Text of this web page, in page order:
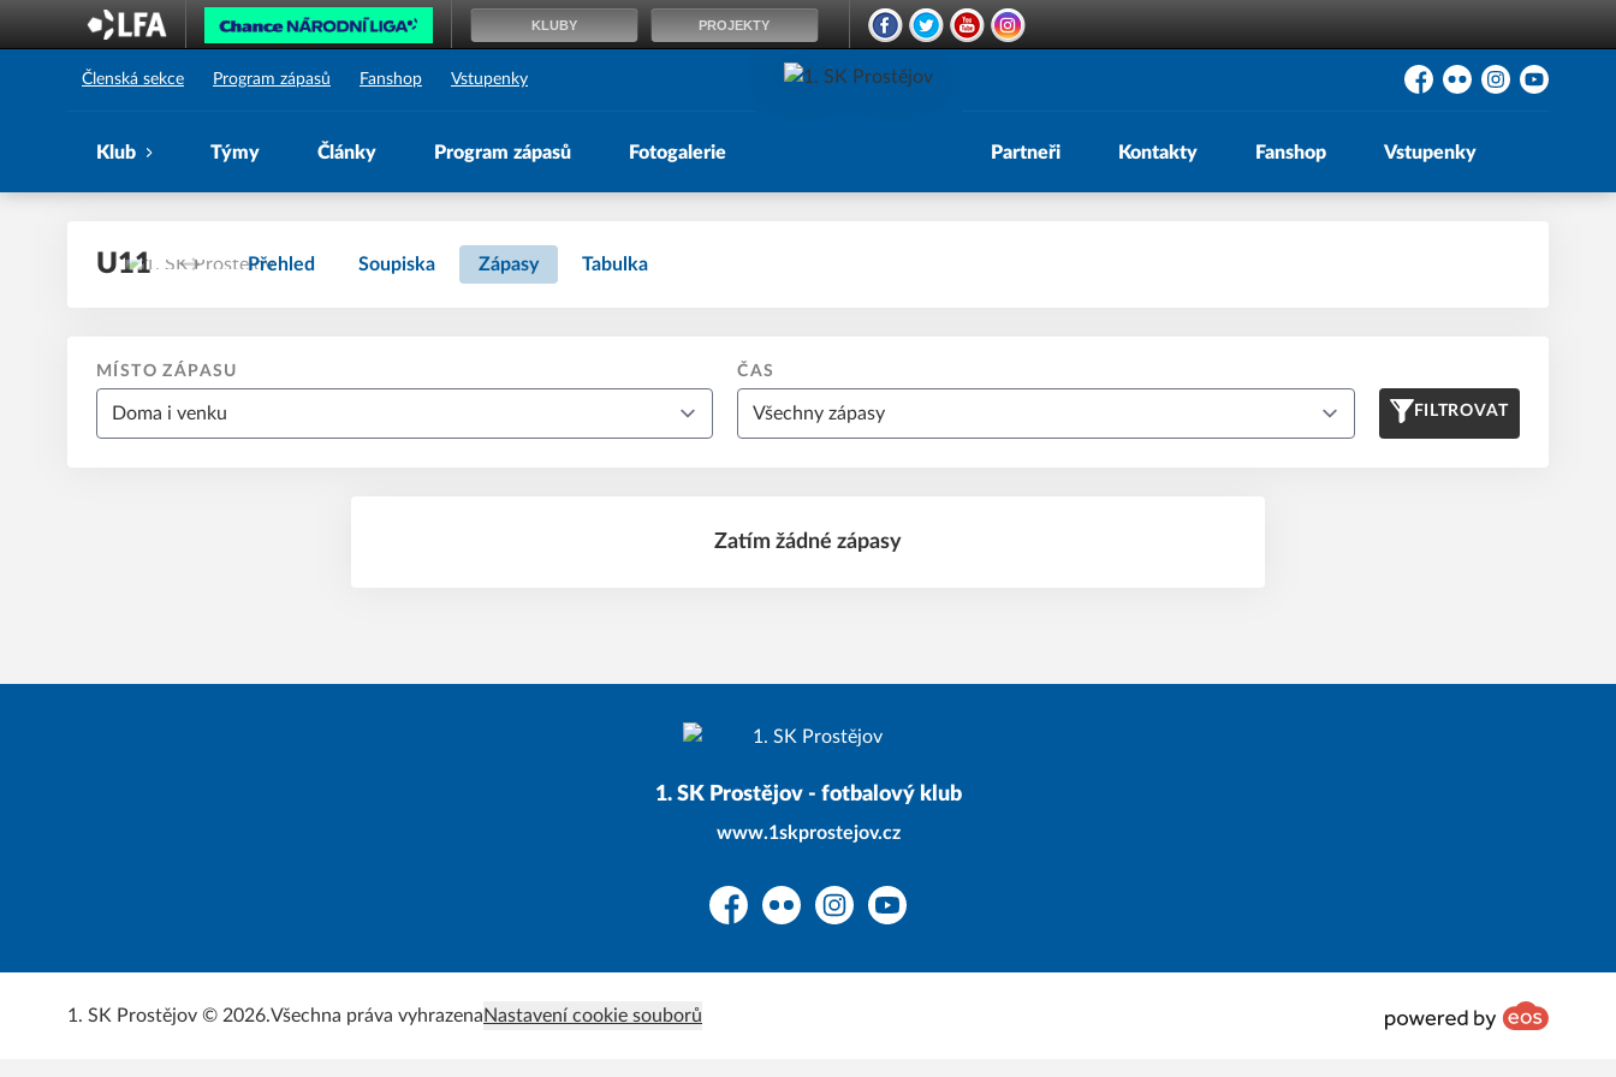
Členská sekce Program zápasů Fanshop Vstupenky
Facebook
Flickr Instagram
YouTube
Klub Týmy Články Program zápasů Fotogalerie Partneři Kontakty Fanshop Vstupenky
U11 Přehled Soupiska Zápasy Tabulka
MÍSTO ZÁPASU ČAS
FILTROVAT
Zatím žádné zápasy
1. SK Prostějov - fotbalový klub
www.1skprostejov.cz
FacebookFlickr InstagramYouTube
1. SK Prostějov © 2026.Všechna práva vyhrazenaNastavení cookie souborů
KLUBY PROJEKTY